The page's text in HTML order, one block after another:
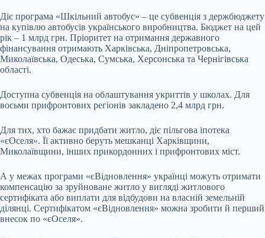
Діє програма «Шкільний автобус» – це субвенція з держбюджету
на купівлю автобусів українського виробництва. Бюджет на цей
рік – 1 млрд грн. Пріоритет на отримання державного
фінансування отримають Харківська, Дніпропетровська,
Миколаївська, Одеська, Сумська, Херсонська та Чернігівська
області.
Доступна субвенція на облаштування укриттів у школах. Для
восьми прифронтових регіонів закладено 2,4 млрд грн.
Для тих, хто бажає придбати житло, діє пільгова іпотека
«єОселя». Її активно беруть мешканці Харківщини,
Миколаївщини, інших прикордонних і прифронтових міст.
А у межах програми «єВідновлення» українці можуть отримати
компенсацію за зруйноване житло у вигляді житлового
сертифіката або виплати для відбудови на власній земельній
ділянці. Сертифікатом «єВідновлення» можна зробити й перший
внесок по «єОселя».